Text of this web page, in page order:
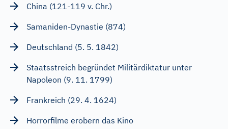
China (121-119 v. Chr.)
Samaniden-Dynastie (874)
Deutschland (5. 5. 1842)
Staatsstreich begründet Militärdiktatur unter
Napoleon (9. 11. 1799)
Frankreich (29. 4. 1624)
Horrorfilme erobern das Kino